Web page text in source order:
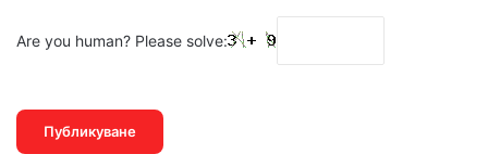
Are you human? Please solve: